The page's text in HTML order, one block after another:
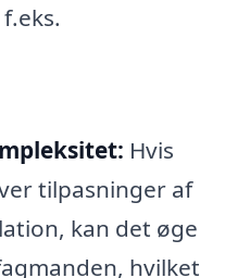
Hvis
tilpasninger af
kan det øge
hvilket